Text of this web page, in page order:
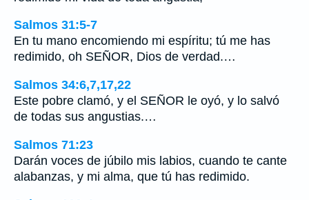
Salmos 31:5-7
En tu mano encomiendo mi espíritu; tú me has
redimido, oh SEÑOR, Dios de verdad.…
Salmos 34:6,7,17,22
Este pobre clamó, y el SEÑOR le oyó, y lo salvó
de todas sus angustias.…
Salmos 71:23
Darán voces de júbilo mis labios, cuando te cante
alabanzas, y mi alma, que tú has redimido.